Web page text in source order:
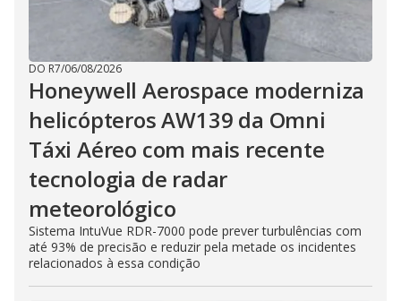
DO R7/06/08/2026
Honeywell Aerospace moderniza
helicópteros AW139 da Omni
Táxi Aéreo com mais recente
tecnologia de radar
meteorológico
Sistema IntuVue RDR-7000 pode prever turbulências com
até 93% de precisão e reduzir pela metade os incidentes
relacionados à essa condição